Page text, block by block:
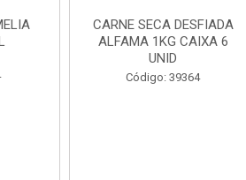
CARNE SECA DESFIADA
ALFAMA 1KG CAIXA 6
UNID
Código: 39364